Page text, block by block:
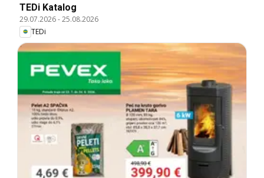
TEDi Katalog
29.07.2026-25.08.2026
TEDi